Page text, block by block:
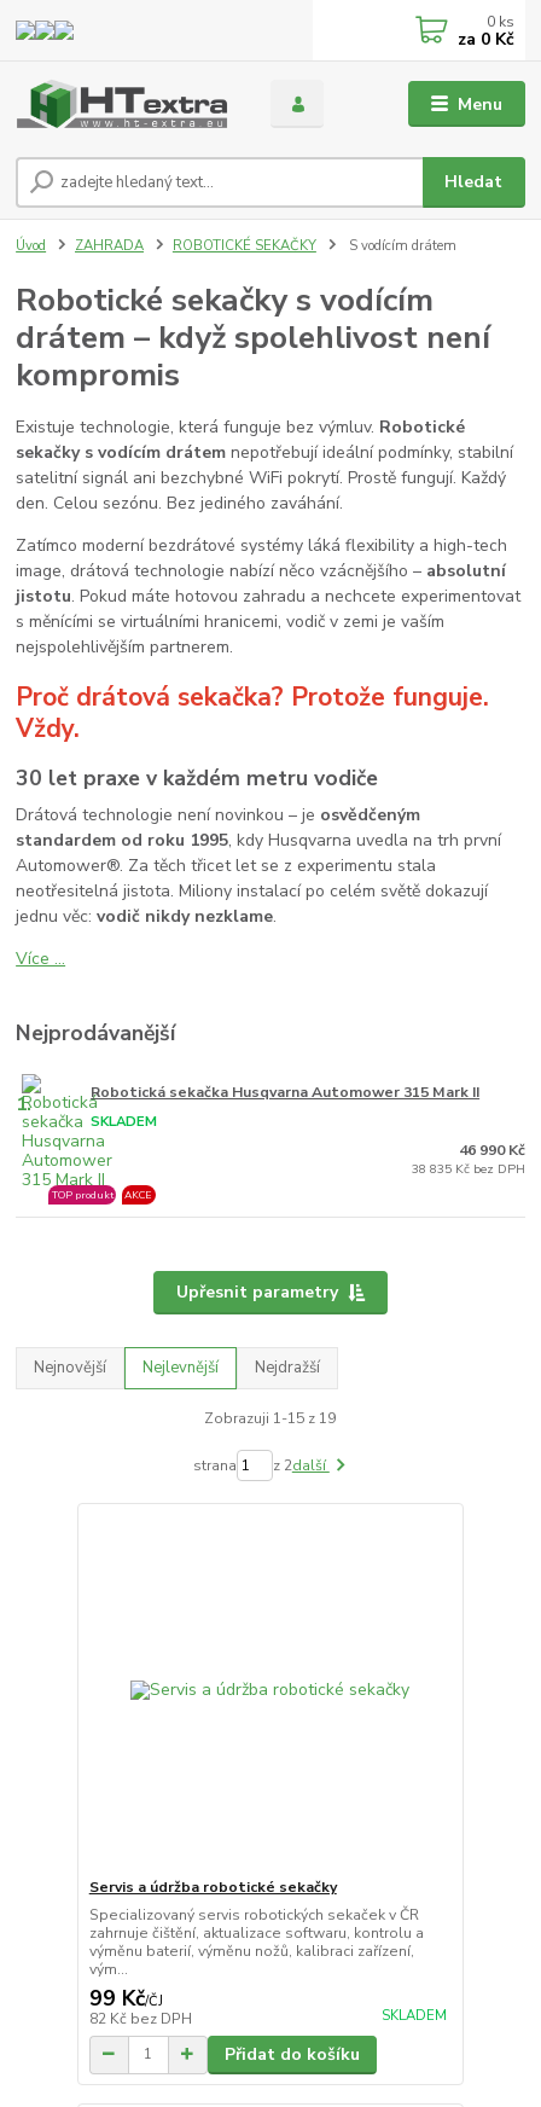
Menu
Hledat
0 ks
za 0 Kč
Úvod ZAHRADA ROBOTICKÉ SEKAČKY S vodícím drátem
Robotické sekačky s vodícím
drátem – když spolehlivost není
kompromis
Existuje technologie, která funguje bez výmluv. Robotické
sekačky s vodícím drátem nepotřebují ideální podmínky, stabilní
satelitní signál ani bezchybné WiFi pokrytí. Prostě fungují. Každý
den. Celou sezónu. Bez jediného zaváhání.
Zatímco moderní bezdrátové systémy láká flexibility a high-tech
image, drátová technologie nabízí něco vzácnějšího – absolutní
jistotu. Pokud máte hotovou zahradu a nechcete experimentovat
s měnícími se virtuálními hranicemi, vodič v zemi je vaším
nejspolehlivějším partnerem.
Proč drátová sekačka? Protože funguje.
Vždy.
30 let praxe v každém metru vodiče
Drátová technologie není novinkou – je osvědčeným
standardem od roku 1995, kdy Husqvarna uvedla na trh první
Automower®. Za těch třicet let se z experimentu stala
neotřesitelná jistota. Miliony instalací po celém světě dokazují
jednu věc:vodič nikdy nezklame.
Více ...
Nejprodávanější
1. Robotická sekačka Husqvarna Automower 315 Mark II
SKLADEM
TOP produkt AKCE
46 990 Kč
38 835 Kč bez DPH
Upřesnit parametry
Nejnovější Nejlevnější Nejdražší
Zobrazuji 1-15 z 19
strana z 2další
Servis a údržba robotické sekačky
Specializovaný servis robotických sekaček v ČR
zahrnuje čištění, aktualizace softwaru, kontrolu a
výměnu baterií, výměnu nožů, kalibraci zařízení,
vým...
99 Kč/ČJ
82 Kč bez DPH SKLADEM
Přidat do košíku